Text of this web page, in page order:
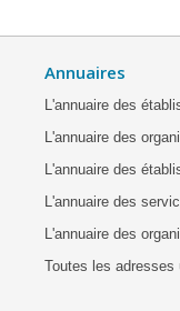
Annuaires
L'annuaire des
L'annuaire des
L'annuaire des
L'annuaire des
L'annuaire des
Toutes les adresses